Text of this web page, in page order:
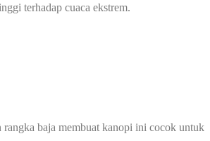
terhadap cuaca ekstrem.
rangka baja membuat kanopi ini cocok untuk